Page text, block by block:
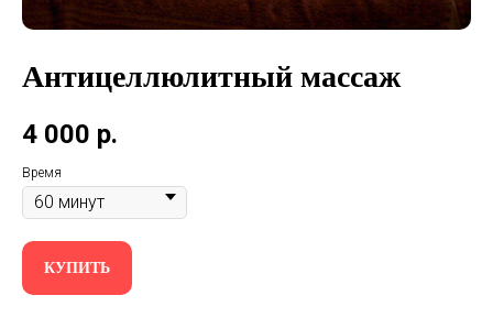
Антицеллюлитный массаж
4 000 р.
Время
КУПИТЬ